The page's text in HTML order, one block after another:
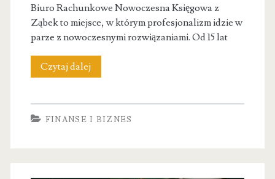
Biuro Rachunkowe Nowoczesna Księgowa z
Ząbek to miejsce, w którym profesjonalizm idzie w
parze z nowoczesnymi rozwiązaniami. Od 15 lat
Czytaj dalejBiuro
FINANSE I BIZNES